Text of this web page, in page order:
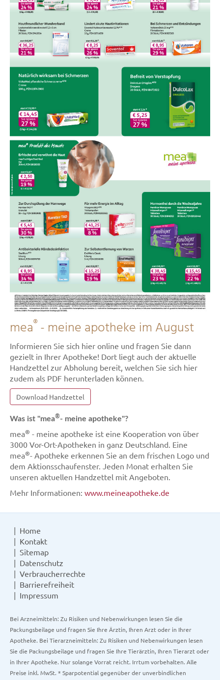
mea® - meine apotheke im August
Informieren Sie sich hier online und fragen Sie dann
gezielt in Ihrer Apotheke! Dort liegt auch der aktuelle
Handzettel zur Abholung bereit, welchen Sie sich hier
zudem als PDF herunterladen können.
Download Handzettel
Was ist "mea®- meine apotheke"?
mea® - meine apotheke ist eine Kooperation von über
3000 Vor-Ort-Apotheken in ganz Deutschland. Eine
mea®- Apotheke erkennen Sie an dem frischen Logo und
dem Aktionsschaufenster. Jeden Monat erhalten Sie
unseren aktuellen Handzettel mit Angeboten.
Mehr Informationen: www.meineapotheke.de
Home
Kontakt
Sitemap
Datenschutz
Verbraucherrechte
Barrierefreiheit
Impressum
Bei Arzneimitteln: Zu Risiken und Nebenwirkungen lesen Sie die
Packungsbeilage und fragen Sie Ihre Ärztin, Ihren Arzt oder in Ihrer
Apotheke. Bei Tierarzneimitteln: Zu Risiken und Nebenwirkungen lesen
Sie die Packungsbeilage und fragen Sie Ihre Tierärztin, Ihren Tierarzt oder
in Ihrer Apotheke. Nur solange Vorrat reicht. Irrtum vorbehalten. Alle
Preise inkl. MwSt. * Sparpotential gegenüber der unverbindlichen